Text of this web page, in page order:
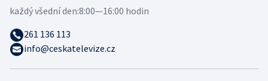
každý všední den:8:00—16:00 hodin
261 136 113
info@ceskatelevize.cz